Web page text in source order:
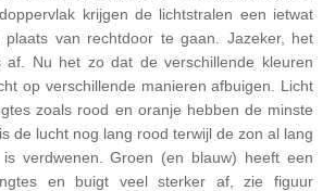
krijgen de lichtstralen een ietwat
plaats van rechtdoor te gaan. Jazeker, het
af. Nu het zo dat de verschillende kleuren
op verschillende manieren afbuigen. Licht
zoals rood en oranje hebben de minste
de lucht nog lang rood terwijl de zon al lang
verdwenen. Groen (en blauw) heeft een
en buigt veel sterker af, zie figuur